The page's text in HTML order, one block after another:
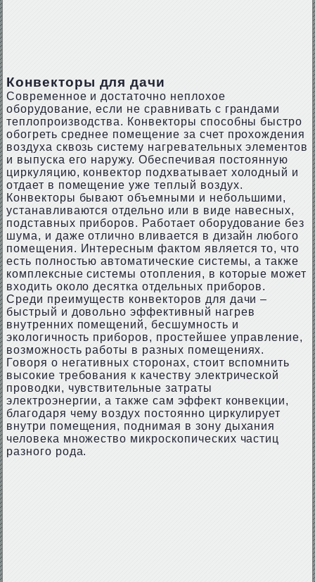
Конвекторы для дачи
Современное и достаточно неплохое
оборудование, если не сравнивать с грандами
теплопроизводства. Конвекторы способны быстро
обогреть среднее помещение за счет прохождения
воздуха сквозь систему нагревательных элементов
и выпуска его наружу. Обеспечивая постоянную
циркуляцию, конвектор подхватывает холодный и
отдает в помещение уже теплый воздух.
Конвекторы бывают объемными и небольшими,
устанавливаются отдельно или в виде навесных,
подставных приборов. Работает оборудование без
шума, и даже отлично вливается в дизайн любого
помещения. Интересным фактом является то, что
есть полностью автоматические системы, а также
комплексные системы отопления, в которые может
входить около десятка отдельных приборов.
Среди преимуществ конвекторов для дачи –
быстрый и довольно эффективный нагрев
внутренних помещений, бесшумность и
экологичность приборов, простейшее управление,
возможность работы в разных помещениях.
Говоря о негативных сторонах, стоит вспомнить
высокие требования к качеству электрической
проводки, чувствительные затраты
электроэнергии, а также сам эффект конвекции,
благодаря чему воздух постоянно циркулирует
внутри помещения, поднимая в зону дыхания
человека множество микроскопических частиц
разного рода.